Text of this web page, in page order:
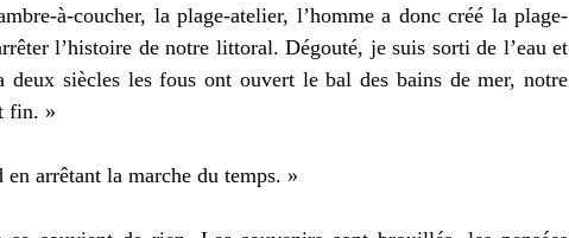
à-coucher, la plage-atelier, l’homme a donc créé la plage-
l’histoire de notre littoral. Dégouté, je suis sorti de l’eau et
siècles les fous ont ouvert le bal des bains de mer, notre
fin. »
arrêtant la marche du temps. »